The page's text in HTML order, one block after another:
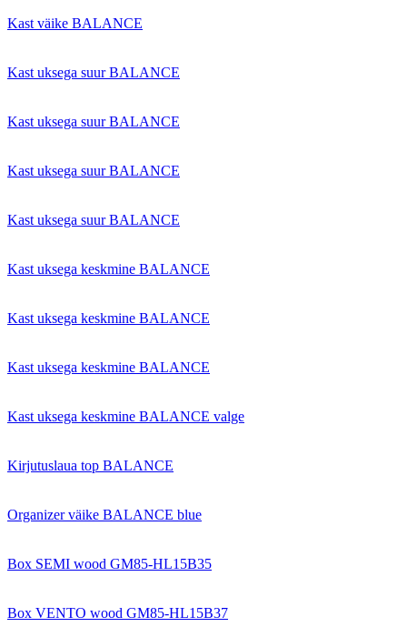
Kast väike BALANCE
Kast uksega suur BALANCE
Kast uksega suur BALANCE
Kast uksega suur BALANCE
Kast uksega suur BALANCE
Kast uksega keskmine BALANCE
Kast uksega keskmine BALANCE
Kast uksega keskmine BALANCE
Kast uksega keskmine BALANCE valge
Kirjutuslaua top BALANCE
Organizer väike BALANCE blue
Box SEMI wood GM85-HL15B35
Box VENTO wood GM85-HL15B37